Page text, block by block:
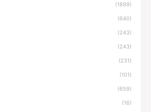
(1899)
(640)
(243)
(243)
(231)
(101)
(659)
(16)